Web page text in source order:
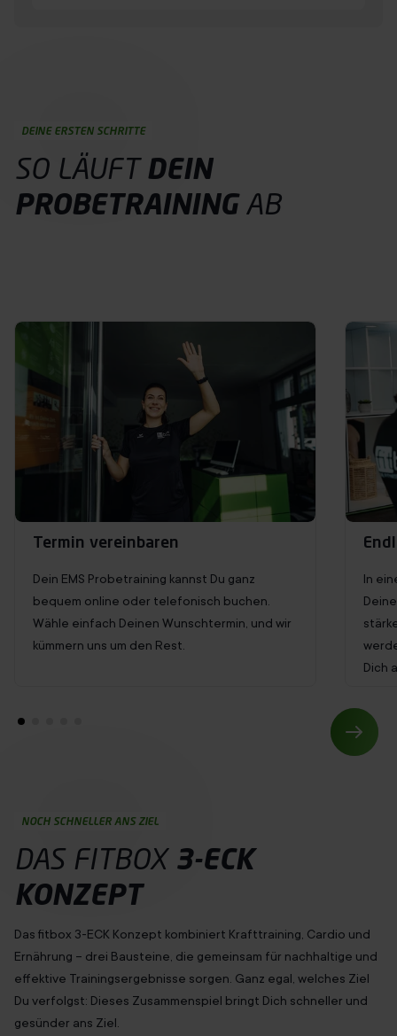
DEINE ERSTEN SCHRITTE
SO LÄUFT DEIN
PROBETRAINING AB
Termin vereinbaren
Dein EMS Probetraining kannst Du ganz
bequem online oder telefonisch buchen.
Wähle einfach Deinen Wunschtermin, und wir
kümmern uns um den Rest.
In
Dich
NOCH SCHNELLER ANS ZIEL
DAS FITBOX 3-ECK
KONZEPT
Das fitbox 3-ECK Konzept kombiniert Krafttraining, Cardio und
Ernährung – drei Bausteine, die gemeinsam für nachhaltige und
effektive Trainingsergebnisse sorgen. Ganz egal, welches Ziel
Du verfolgst: Dieses Zusammenspiel bringt Dich schneller und
gesünder ans Ziel.